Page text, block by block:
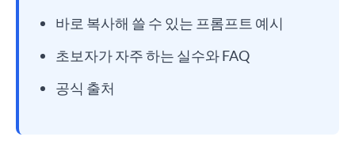
바로 복사해 쓸 수 있는 프롬프트 예시
초보자가 자주 하는 실수와 FAQ
공식 출처